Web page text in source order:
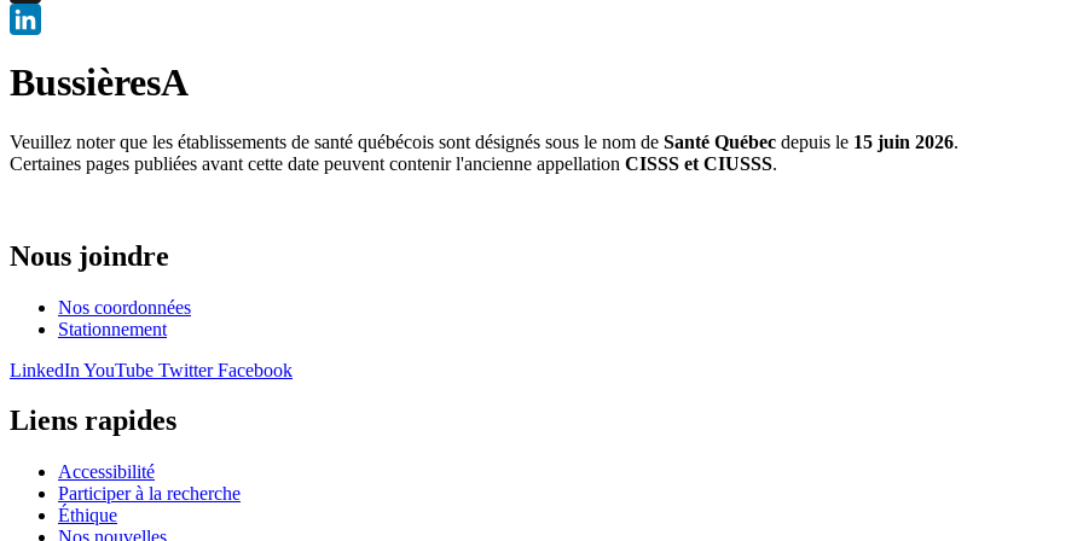
X
BussièresA
Veuillez noter que les établissements de santé québécois sont désignés sous le nom de Santé Québec depuis le 15 juin 2026.
Certaines pages publiées avant cette date peuvent contenir l'ancienne appellation CISSS et CIUSSS.
Nous joindre
Nos coordonnées
Stationnement
LinkedIn YouTube Twitter Facebook
Liens rapides
Accessibilité
Participer à la recherche
Éthique